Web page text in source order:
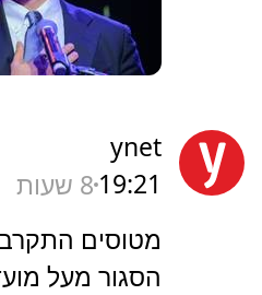
ynet
19:21 8 שעות
מטוסים
הסגור מעל